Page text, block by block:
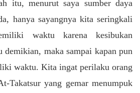
itu, menurut saya sumber daya
hanya sayangnya kita seringkali
waktu karena kesibukan
demikian, maka sampai kapan pun
waktu. Kita ingat perilaku orang
Takatsur yang gemar menumpuk